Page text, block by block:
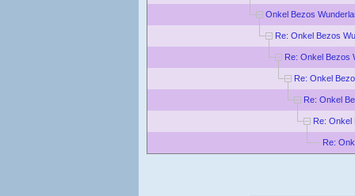
Onkel Bezos
Re: Onkel Bezos
Re: Onkel Bezos
Re: Onkel
Re: Onkel
Re: Onkel
Re: